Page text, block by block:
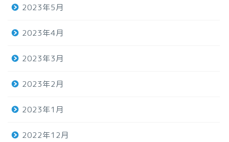
2023年5月
2023年4月
2023年3月
2023年2月
2023年1月
2022年12月